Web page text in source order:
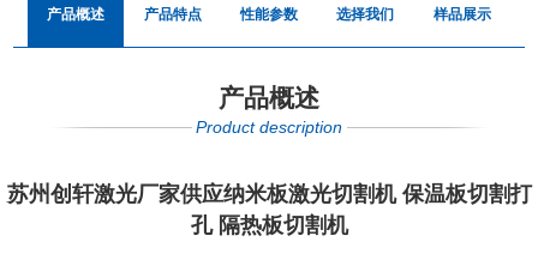
产品概述 产品特点 性能参数 选择我们 样品展示
产品概述
Product description
苏州创轩激光厂家供应纳米板激光切割机 保温板切割打
孔 隔热板切割机